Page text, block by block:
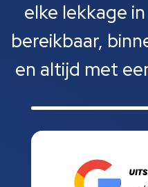
elke lekkage
bereikbaar,
en altijd met